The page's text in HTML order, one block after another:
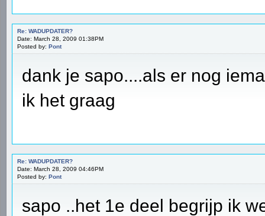
Re: WADUPDATER?
Date: March 28, 2009 01:38PM
Posted by: Pont
dank je sapo....als er nog
ik het graag
Re: WADUPDATER?
Date: March 28, 2009 04:46PM
Posted by: Pont
sapo ..het 1e deel begrijp ik